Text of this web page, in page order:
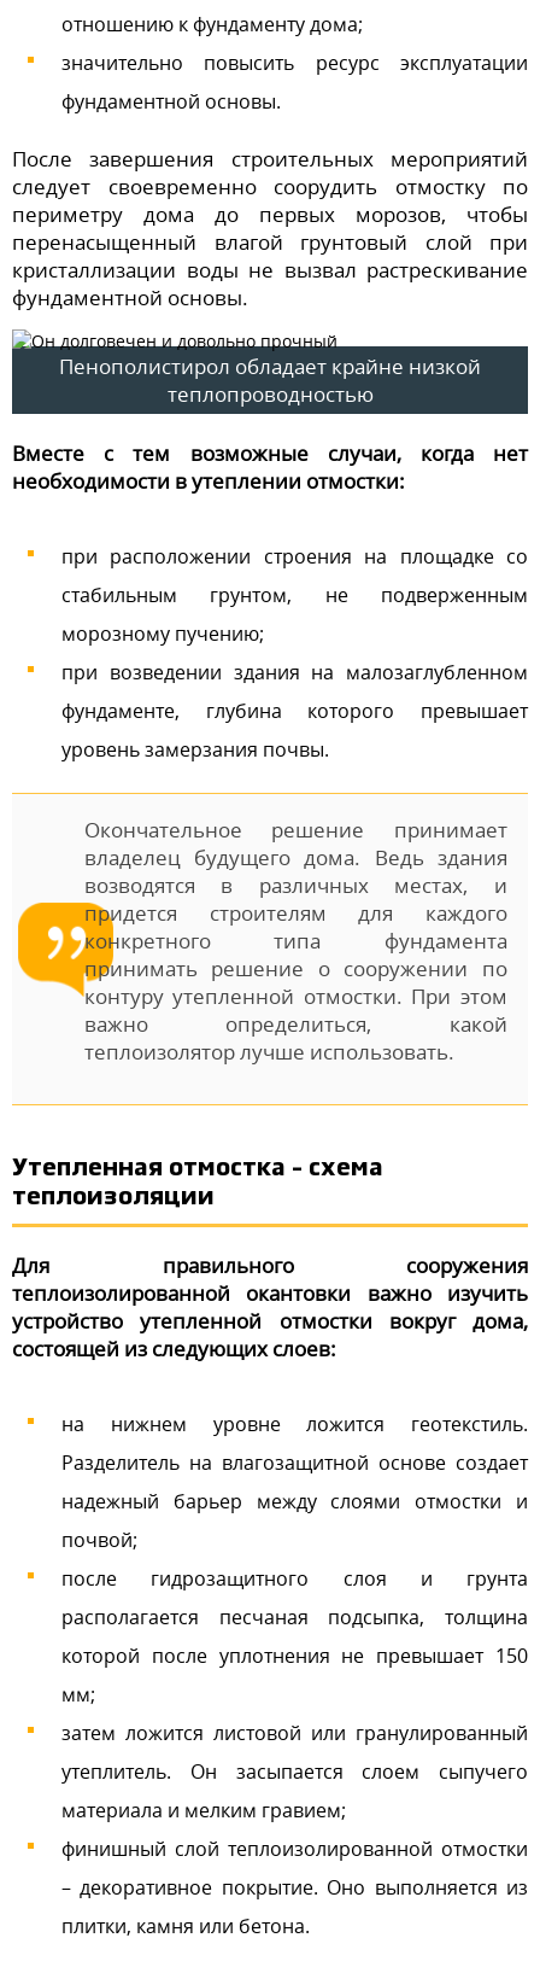
отношению к фундаменту дома;
значительно повысить ресурс эксплуатации
фундаментной основы.
После завершения строительных мероприятий
следует своевременно соорудить отмостку по
периметру дома до первых морозов, чтобы
перенасыщенный влагой грунтовый слой при
кристаллизации воды не вызвал растрескивание
фундаментной основы.
Пенополистирол обладает крайне низкой
теплопроводностью
Вместе с тем возможные случаи, когда нет
необходимости в утеплении отмостки:
при расположении строения на площадке со
стабильным грунтом, не подверженным
морозному пучению;
при возведении здания на малозаглубленном
фундаменте, глубина которого превышает
уровень замерзания почвы.
Окончательное решение принимает
владелец будущего дома. Ведь здания
возводятся в различных местах, и
придется строителям для каждого
конкретного типа фундамента
принимать решение о сооружении по
контуру утепленной отмостки. При этом
важно определиться, какой
теплоизолятор лучше использовать.
Утепленная отмостка – схема
теплоизоляции
Для правильного сооружения
теплоизолированной окантовки важно изучить
устройство утепленной отмостки вокруг дома,
состоящей из следующих слоев:
на нижнем уровне ложится геотекстиль.
Разделитель на влагозащитной основе создает
надежный барьер между слоями отмостки и
почвой;
после гидрозащитного слоя и грунта
располагается песчаная подсыпка, толщина
которой после уплотнения не превышает 150
мм;
затем ложится листовой или гранулированный
утеплитель. Он засыпается слоем сыпучего
материала и мелким гравием;
финишный слой теплоизолированной отмостки
– декоративное покрытие. Оно выполняется из
плитки, камня или бетона.